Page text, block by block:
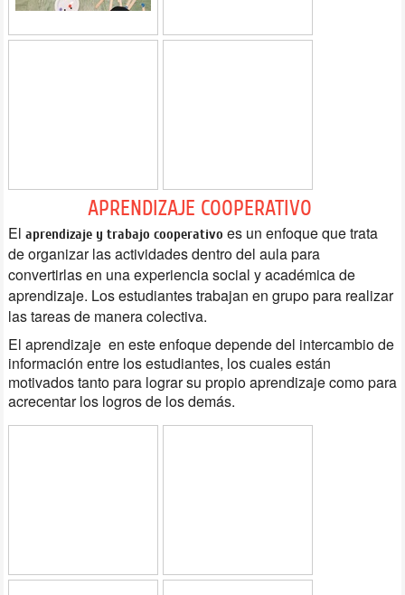
APRENDIZAJE COOPERATIVO
El aprendizaje y trabajo cooperativo es un enfoque que trata
de organizar las actividades dentro del aula para
convertirlas en una experiencia social y académica de
aprendizaje. Los estudiantes trabajan en grupo para realizar
las tareas de manera colectiva.
El aprendizaje en este enfoque depende del intercambio de
información entre los estudiantes, los cuales están
motivados tanto para lograr su propio aprendizaje como para
acrecentar los logros de los demás.